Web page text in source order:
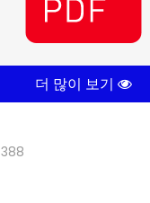
더 많이 보기
388